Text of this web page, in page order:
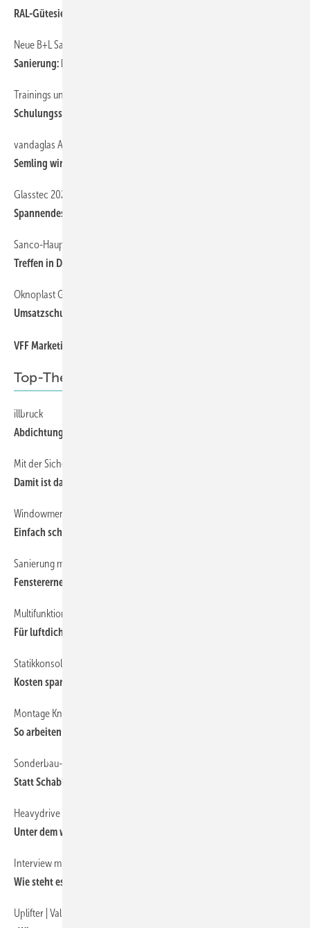
RAL-Gütesiegel für Dusc hen
Neue B+L Sanierungsstudie
Sanieru ng: Positiver Ausblick für 2024
Trainings und Webinare bei markilux sehr begehrt
Schulungssaison erfolgreich
vandaglas AG
Semling wird COO
Glasstec 2024
Spa nnendes Progra mm
Sanco-Hauptversammlung 2024
Treffen in Danzig
Oknoplast Gruppe
Umsatzsc hub im ersten Halbjahr
VFF Marketing Awards 2024
Top-Thema
illbruck
Abdich tungssystem für den Anschlussflansch
Mit der Sicherungsklammer von BUG
Damit ist das Bord profil schnell fixiert
Windowment im Praxis-Vergleich
Einfach schneller fertig
Sanierung mit Hannoband
Fenstererneuerung rundum
Multifunktionsband von Iso-Chemie
Fü r luftdichte Holzbaufugen
Statikkonsole von DuoTherm
Kosten sparen mit vormontierten Aufsatzkästen
Montage Know-how vom Profi für die Profis
So arbeiten die Besten für die Baustelle
Sonderbau-Spezialist Ventana
Statt Schablonen: Einfach aufmessen
Heavydrive Fassadenmontage
Unter dem wandernden Klettergerüst
Interview mit Marc-Alexander Stachel, HEGLA Fahrzeugbau
Wie steht es mit der E-Mobilität im Handwerk?
Uplifter | Valla